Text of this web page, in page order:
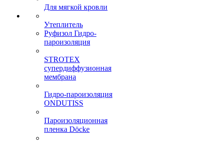
Для мягкой кровли
Утеплитель
Руфизол Гидро-
пароизоляция
STROTEX
супердиффузионная
мембрана
Гидро-пароизоляция
ONDUTISS
Пароизоляционная
пленка Döcke